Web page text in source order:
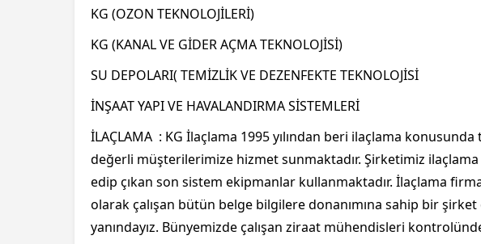
KG (OZON TEKNOLOJİLERİ)
KG (KANAL VE GİDER AÇMA TEKNOLOJİSİ)
SU DEPOLARI( TEMİZLİK VE DEZENFEKTE TEKNOLOJİSİ
İNŞAAT YAPI VE HAVALANDIRMA SİSTEMLERİ
İLAÇLAMA : KG İlaçlama 1995 yılından beri ilaçlama
değerli müşterilerimize hizmet sunmaktadır. Şirketimiz
edip çıkan son sistem ekipmanlar kullanmaktadır. İlaçlama
olarak çalışan bütün belge bilgilere donanımına sahip bir
yanındayız. Bünyemizde çalışan ziraat mühendisleri